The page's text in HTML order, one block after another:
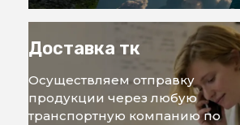
Доставка тк
Осуществляем отправку
продукции через любую
транспортную компанию по